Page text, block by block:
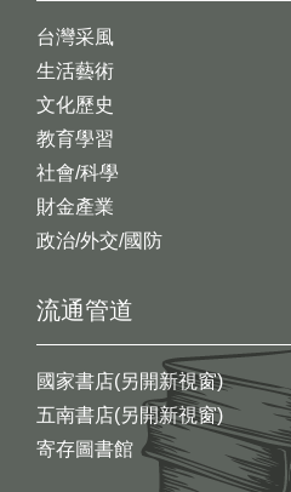
台灣采風
生活藝術
文化歷史
教育學習
社會/科學
財金產業
政治/外交/國防
流通管道
國家書店(另開新視窗)
五南書店(另開新視窗)
寄存圖書館